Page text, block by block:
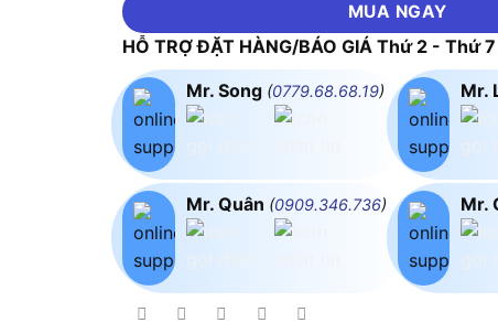
MUA NGAY
HỖ TRỢ ĐẶT HÀNG/BÁO GIÁ Thứ 2 - Thứ
Mr. Song (0779.68.68.19)
Mr. Quân (0909.346.736)
Mr.
Mr.